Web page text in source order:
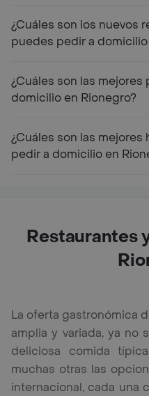
¿Cuáles son los nuevos
puedes pedir a
¿Cuáles son las mejores
domicilio en Rionegro?
¿Cuáles son las
pedir a domicilio en
Restaurantes
La oferta gastronómica
amplia y variada, ya no
deliciosa comida
muchas otras las
internacional, cada una